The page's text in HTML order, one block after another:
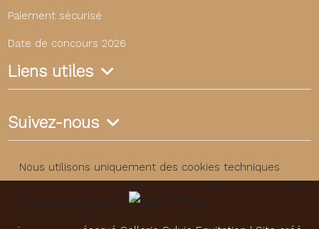
Paiement sécurisé
Date de concours 2026
Liens utiles
Suivez-nous
Nous utilisons uniquement des cookies techniques
nécessaires au fonctionnement du site. Aucun cookie de
suivi n’est déposé sans votre accord.